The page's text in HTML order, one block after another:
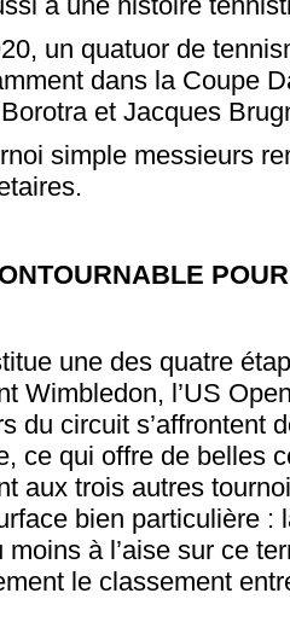
un quatuor de
dans la Coupe
et Jacques
simple messieurs
une des quatre
Wimbledon, l’US
du circuit s’affrontent
ce qui offre de belles
aux trois autres
bien particulière :
à l’aise sur ce
le classement